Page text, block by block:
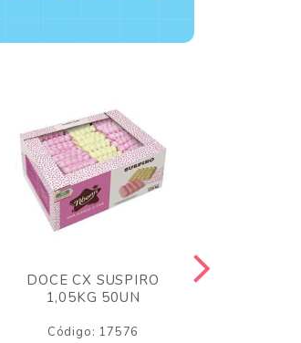
DOCE CX SUSPIRO
1,05KG 50UN
Código: 17576